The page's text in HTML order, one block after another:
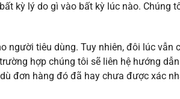
kỳ lý do gì vào bất kỳ lúc nào. Chúng
tiêu dùng. Tuy nhiên, đôi lúc
hợp chúng tôi sẽ liên hệ hướng
đơn hàng đó đã hay chưa được xác